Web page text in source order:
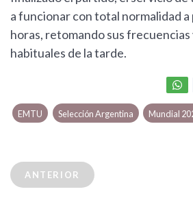
a funcionar con total normalidad
horas, retomando sus
habituales de la tarde.
EMTU Selección Argentina Mundial
ANTERIOR